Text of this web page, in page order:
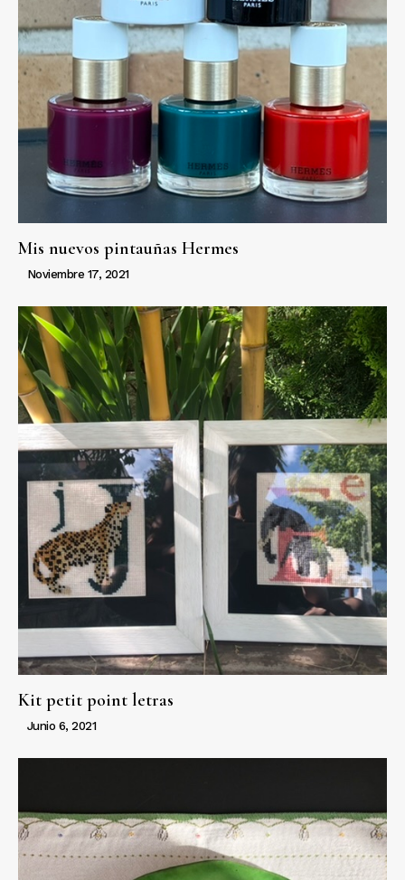
Mis nuevos pintauñas Hermes
Noviembre 17, 2021
Kit petit point letras
Junio 6, 2021